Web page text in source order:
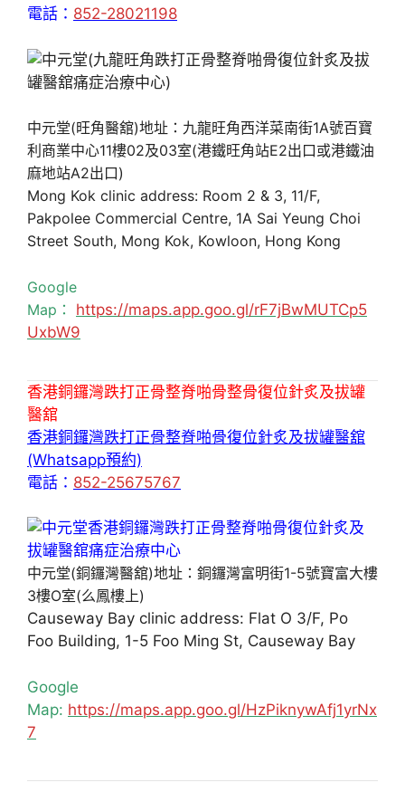
電話： 852-28021198
中元堂(旺角醫舘)地址：九龍旺角西洋菜南街1A號百寶
利商業中心11樓02及03室(港鐵旺角站E2出口或港鐵油
麻地站A2出口)
Mong Kok clinic address: Room 2 & 3, 11/F,
Pakpolee Commercial Centre, 1A Sai Yeung Choi
Street South, Mong Kok, Kowloon, Hong Kong
Google
Map： https://maps.app.goo.gl/rF7jBwMUTCp5
UxbW9
香港銅鑼灣跌打正骨整脊啪骨整骨復位針炙及拔罐
醫舘
香港銅鑼灣跌打正骨整脊啪骨復位針炙及拔罐醫舘
(Whatsapp預約)
電話： 852-25675767
中元堂(銅鑼灣醫舘)地址：銅鑼灣富明街1-5號寶富大樓
3樓O室(么鳳樓上)
Causeway Bay clinic address: Flat O 3/F, Po
Foo Building, 1-5 Foo Ming St, Causeway Bay
Google
Map: https://maps.app.goo.gl/HzPiknywAfj1yrNx
7